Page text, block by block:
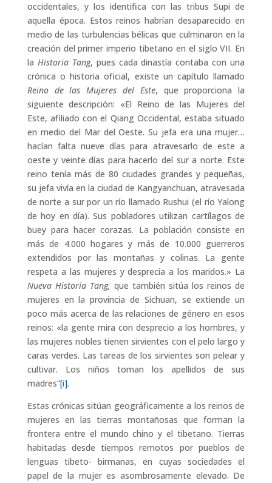
occidentales, y los identifica con las tribus Supi de
aquella época. Estos reinos habrían desaparecido en
medio de las turbulencias bélicas que culminaron en la
creación del primer imperio tibetano en el siglo VII. En
la Historia Tang, pues cada dinastía contaba con una
crónica o historia oficial, existe un capítulo llamado
Reino de las Mujeres del Este, que proporciona la
siguiente descripción: «El Reino de las Mujeres del
Este, afiliado con el Qiang Occidental, estaba situado
en medio del Mar del Oeste. Su jefa era una mujer…
hacían falta nueve días para atravesarlo de este a
oeste y veinte días para hacerlo del sur a norte. Este
reino tenía más de 80 ciudades grandes y pequeñas,
su jefa vivía en la ciudad de Kangyanchuan, atravesada
de norte a sur por un río llamado Rushui (el río Yalong
de hoy en día). Sus pobladores utilizan cartílagos de
buey para hacer corazas. La población consiste en
más de 4.000 hogares y más de 10.000 guerreros
extendidos por las montañas y colinas. La gente
respeta a las mujeres y desprecia a los maridos.» La
Nueva Historia Tang, que también sitúa los reinos de
mujeres en la provincia de Sichuan, se extiende un
poco más acerca de las relaciones de género en esos
reinos: «la gente mira con desprecio a los hombres, y
las mujeres nobles tienen sirvientes con el pelo largo y
caras verdes. Las tareas de los sirvientes son pelear y
cultivar. Los niños toman los apellidos de sus
madres”[i].
Estas crónicas sitúan geográficamente a los reinos de
mujeres en las tierras montañosas que forman la
frontera entre el mundo chino y el tibetano. Tierras
habitadas desde tiempos remotos por pueblos de
lenguas tibeto- birmanas, en cuyas sociedades el
papel de la mujer es asombrosamente elevado. De